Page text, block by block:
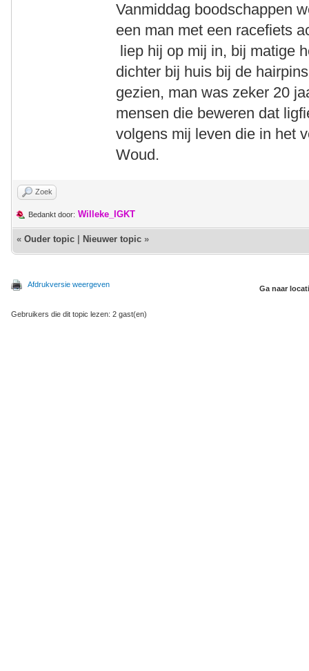
Vanmiddag boodschappen
een man met een racefiets
liep hij op mij in, bij matige
dichter bij huis bij de
gezien, man was zeker 20
mensen die beweren dat
volgens mij leven die in het
Woud.
Zoek
Bedankt door: Willeke_IGKT
« Ouder topic Nieuwer topic »
Afdrukversie weergeven Ga naar
Gebruikers die dit topic lezen: 2 gast(en)